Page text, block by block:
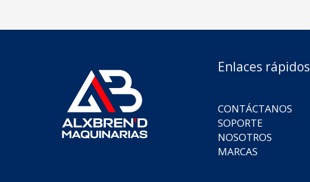
Enlaces rápidos
CONTÁCTANOS
SOPORTE
NOSOTROS
MARCAS